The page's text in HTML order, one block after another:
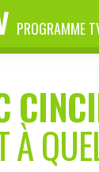
PROGRAMME
À